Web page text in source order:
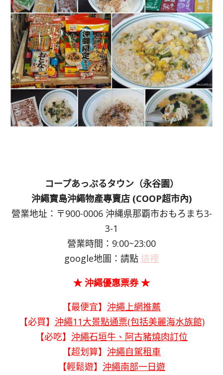
コープあっぷるタウン（永谷園）
沖繩寶島沖繩物產專賣店 (COOP超市內)
營業地址：〒900-0006 沖縄県那覇市おもろまち3-
3-1
營業時間：9:00~23:00
google地圖：請點 這裡
★ 沖繩優惠票券 ★
【最便宜】 沖繩上網推薦
【必買】 沖繩11大景點通票(包括美麗海水族館)
【必吃】 沖繩石垣牛、阿古豬燒肉訂位
【超划算】 沖繩自駕租車
【輕鬆遊】 沖繩南部一日遊